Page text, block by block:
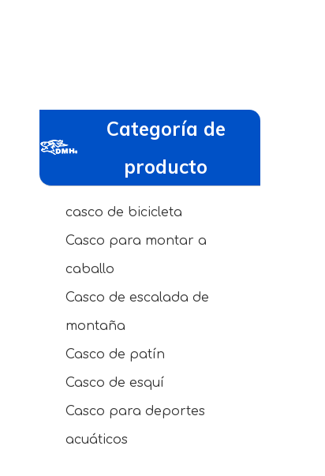
Categoría de
producto
casco de bicicleta
Casco para montar a
caballo
Casco de escalada de
montaña
Casco de patín
Casco de esquí
Casco para deportes
acuáticos